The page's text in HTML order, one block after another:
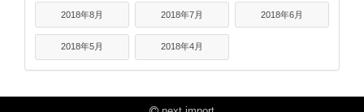
2018年8月 2018年7月 2018年6月
2018年5月 2018年4月